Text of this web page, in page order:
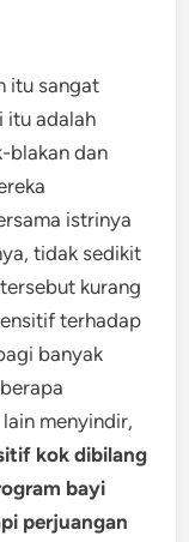
itu sangat
itu adalah
blakan dan
istrinya
tidak sedikit
kurang
terhadap
banyak
menyindir,
kok dibilang
bayi
perjuangan